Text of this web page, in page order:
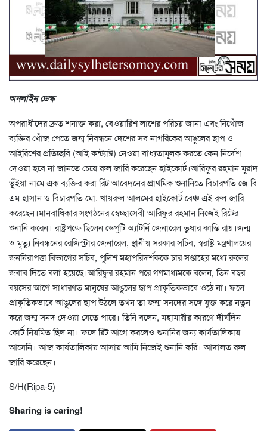
অনলাইন ডেস্ক
অপরাধীদের দ্রুত শনাক্ত করা, বেওয়ারিশ লাশের পরিচয় জানা এবং নিখোঁজ
ব্যক্তির খোঁজ পেতে জন্ম নিবন্ধনে দেশের সব নাগরিকের আঙুলের ছাপ ও
আইরিশের প্রতিচ্ছবি (আই কন্ট্যাক্ট) নেওয়া বাধ্যতামূলক করতে কেন নির্দেশ
দেওয়া হবে না জানতে চেয়ে রুল জারি করেছেন হাইকোর্ট।আরিফুর রহমান মুরাদ
ভূঁইয়া নামে এক ব্যক্তির করা রিট আবেদনের প্রাথমিক শুনানিতে বিচারপতি জে বি
এম হাসান ও বিচারপতি মো. খায়রুল আলমের হাইকোর্ট বেঞ্চ এই রুল জারি
করেছেন।মানবাধিকার সংগঠনের স্বেচ্ছাসেবী আরিফুর রহমান নিজেই রিটের
শুনানি করেন। রাষ্ট্রপক্ষে ছিলেন ডেপুটি অ্যাটর্নি জেনারেল তুষার কান্তি রায়।জন্ম
ও মৃত্যু নিবন্ধনের রেজিস্ট্রার জেনারেল, স্থানীয় সরকার সচিব, স্বরাষ্ট্র মন্ত্রণালয়ের
জননিরাপত্তা বিভাগের সচিব, পুলিশ মহাপরিদর্শককে চার সপ্তাহের মধ্যে রুলের
জবাব দিতে বলা হয়েছে।আরিফুর রহমান পরে গণমাধ্যমকে বলেন, তিন বছর
বয়সের আগে সাধারণত মানুষের আঙুলের ছাপ প্রাকৃতিকভাবে ওঠে না। ফলে
প্রাকৃতিকভাবে আঙুলের ছাপ উঠলে তখন তা জন্ম সনদের সঙ্গে যুক্ত করে নতুন
করে জন্ম সনদ দেওয়া যেতে পারে। তিনি বলেন, মহামারীর কারণে দীর্ঘদিন
কোর্ট নিয়মিত ছিল না। ফলে রিট আগে করলেও শুনানির জন্য কার্যতালিকায়
আসেনি। আজ কার্যতালিকায় আসায় আমি নিজেই শুনানি করি। আদালত রুল
জারি করেছেন।
S/H(Ripa-5)
Sharing is caring!